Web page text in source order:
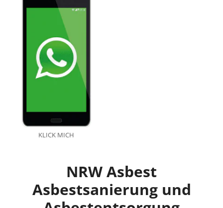
KLICK MICH
NRW Asbest
Asbestsanierung und